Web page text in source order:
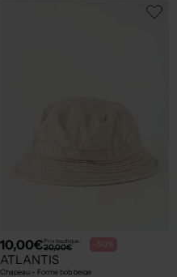
10,00€Prix boutique :
20,00€ -50%
ATLANTIS
Chapeau - Forme bob beige